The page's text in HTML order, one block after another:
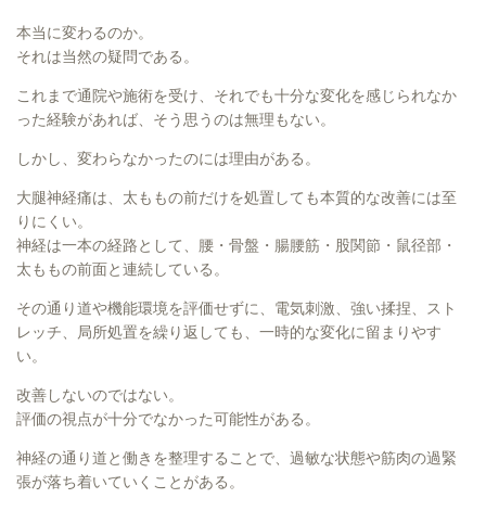
本当に変わるのか。
それは当然の疑問である。
これまで通院や施術を受け、それでも十分な変化を感じられなか
った経験があれば、そう思うのは無理もない。
しかし、変わらなかったのには理由がある。
大腿神経痛は、太ももの前だけを処置しても本質的な改善には至
りにくい。
神経は一本の経路として、腰・骨盤・腸腰筋・股関節・鼠径部・
太ももの前面と連続している。
その通り道や機能環境を評価せずに、電気刺激、強い揉捏、スト
レッチ、局所処置を繰り返しても、一時的な変化に留まりやす
い。
改善しないのではない。
評価の視点が十分でなかった可能性がある。
神経の通り道と働きを整理することで、過敏な状態や筋肉の過緊
張が落ち着いていくことがある。